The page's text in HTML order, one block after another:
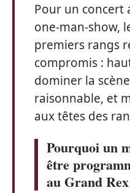
Pour un concert
one-man-show,
premiers rangs
compromis :
dominer la
raisonnable, et
aux têtes des
Pourquoi un
être
au Grand Rex